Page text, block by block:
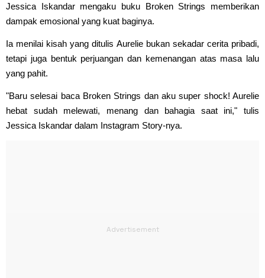
Jessica Iskandar mengaku buku Broken Strings memberikan
dampak emosional yang kuat baginya.
Ia menilai kisah yang ditulis Aurelie bukan sekadar cerita pribadi,
tetapi juga bentuk perjuangan dan kemenangan atas masa lalu
yang pahit.
"Baru selesai baca Broken Strings dan aku super shock! Aurelie
hebat sudah melewati, menang dan bahagia saat ini," tulis
Jessica Iskandar dalam Instagram Story-nya.